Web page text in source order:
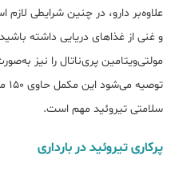
علاوه‌بر دارو، در چنین شرایطی
و غنی از غذاهای دریایی داشته
مولتی‌ویتامین پری‌ناتال را نیز
سلامتی تیروئید مهم است.
پرکاری تیروئید در بارداری